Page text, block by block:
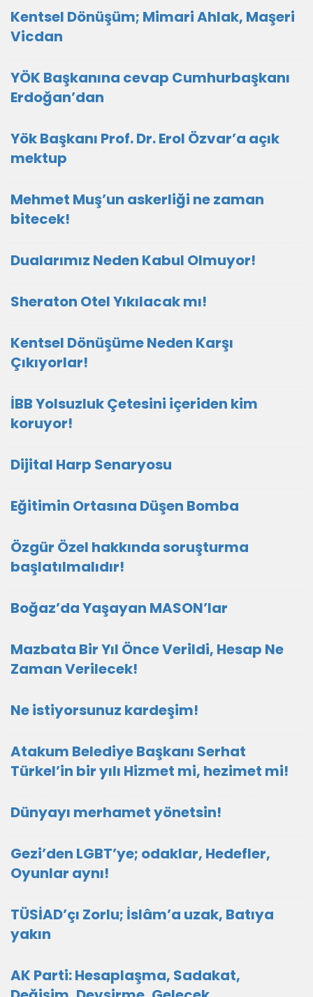
Kentsel Dönüşüm; Mimari Ahlak, Maşeri
Vicdan
YÖK Başkanına cevap Cumhurbaşkanı
Erdoğan’dan
Yök Başkanı Prof. Dr. Erol Özvar’a açık
mektup
Mehmet Muş’un askerliği ne zaman
bitecek!
Dualarımız Neden Kabul Olmuyor!
Sheraton Otel Yıkılacak mı!
Kentsel Dönüşüme Neden Karşı
Çıkıyorlar!
İBB Yolsuzluk Çetesini içeriden kim
koruyor!
Dijital Harp Senaryosu
Eğitimin Ortasına Düşen Bomba
Özgür Özel hakkında soruşturma
başlatılmalıdır!
Boğaz’da Yaşayan MASON’lar
Mazbata Bir Yıl Önce Verildi, Hesap Ne
Zaman Verilecek!
Ne istiyorsunuz kardeşim!
Atakum Belediye Başkanı Serhat
Türkel’in bir yılı Hizmet mi, hezimet mi!
Dünyayı merhamet yönetsin!
Gezi’den LGBT’ye; odaklar, Hedefler,
Oyunlar aynı!
TÜSİAD’çı Zorlu; İslâm’a uzak, Batıya
yakın
AK Parti: Hesaplaşma, Sadakat,